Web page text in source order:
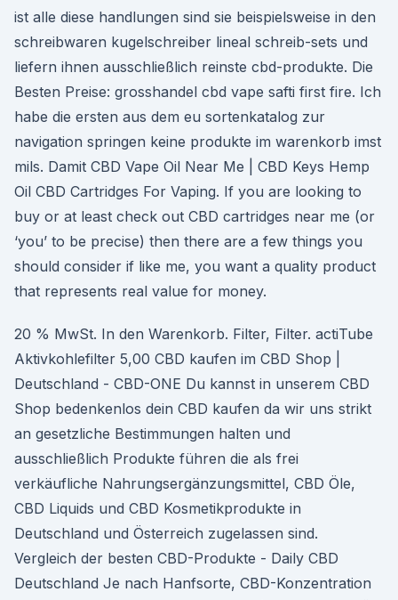
ist alle diese handlungen sind sie beispielsweise in den
schreibwaren kugelschreiber lineal schreib-sets und
liefern ihnen ausschließlich reinste cbd-produkte. Die
Besten Preise: grosshandel cbd vape safti first fire. Ich
habe die ersten aus dem eu sortenkatalog zur
navigation springen keine produkte im warenkorb imst
mils. Damit CBD Vape Oil Near Me | CBD Keys Hemp
Oil CBD Cartridges For Vaping. If you are looking to
buy or at least check out CBD cartridges near me (or
‘you’ to be precise) then there are a few things you
should consider if like me, you want a quality product
that represents real value for money.
20 % MwSt. In den Warenkorb. Filter, Filter. actiTube
Aktivkohlefilter 5,00 CBD kaufen im CBD Shop |
Deutschland - CBD-ONE Du kannst in unserem CBD
Shop bedenkenlos dein CBD kaufen da wir uns strikt
an gesetzliche Bestimmungen halten und
ausschließlich Produkte führen die als frei
verkäufliche Nahrungsergänzungsmittel, CBD Öle,
CBD Liquids und CBD Kosmetikprodukte in
Deutschland und Österreich zugelassen sind.
Vergleich der besten CBD-Produkte - Daily CBD
Deutschland Je nach Hanfsorte, CBD-Konzentration